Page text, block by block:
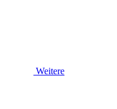
Weitere